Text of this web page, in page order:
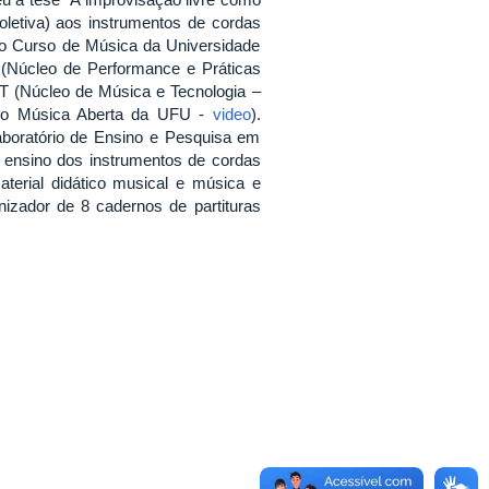
aos instrumentos de cordas
Curso de Música da Universidade
de Performance e Práticas
(Núcleo de Música e Tecnologia –
Música Aberta da UFU - video).
de Ensino e Pesquisa em
dos instrumentos de cordas
didático musical e música e
de 8 cadernos de partituras